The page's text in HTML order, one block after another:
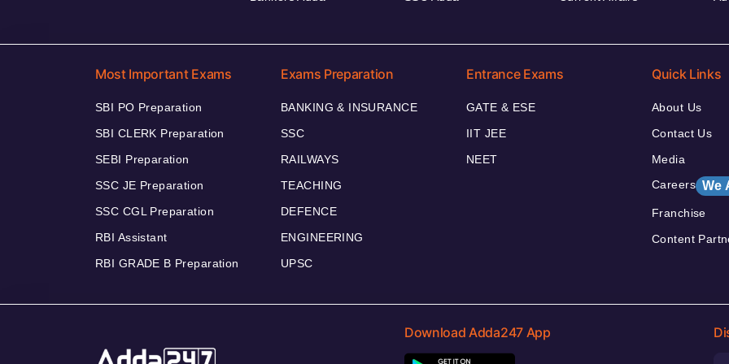
Most Important Exams
SBI PO Preparation
SBI CLERK Preparation
SEBI Preparation
SSC JE Preparation
SSC CGL Preparation
RBI Assistant
RBI GRADE B Preparation
Exams Preparation
BANKING & INSURANCE
SSC
RAILWAYS
TEACHING
DEFENCE
ENGINEERING
UPSC
Entrance Exams
GATE & ESE
IIT JEE
NEET
Quick Links
About Us
Contact Us
Media
Careers We
Franchise
Content
Download Adda247 App